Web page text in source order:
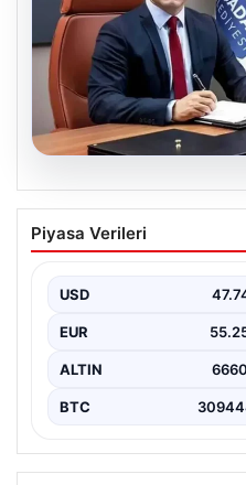
07.08.2026
Ömer Günel’in
duyurusu:
Piyasa Verileri
USD
EUR
ALTIN
BTC